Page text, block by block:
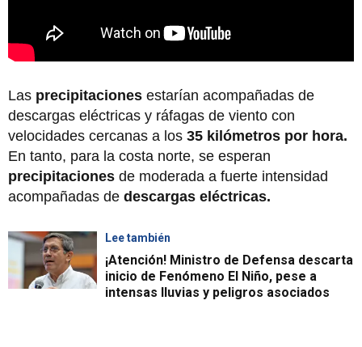
Las precipitaciones estarían acompañadas de
descargas eléctricas y ráfagas de viento con
velocidades cercanas a los 35 kilómetros por hora.
En tanto, para la costa norte, se esperan
precipitaciones de moderada a fuerte intensidad
acompañadas de descargas eléctricas.
Lee también
¡Atención! Ministro de Defensa descarta
inicio de Fenómeno El Niño, pese a
intensas lluvias y peligros asociados